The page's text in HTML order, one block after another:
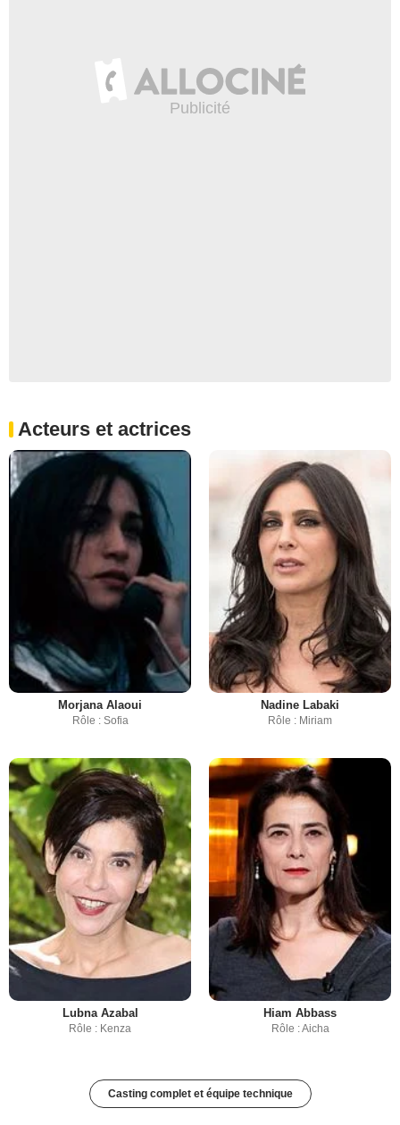
Acteurs et actrices
Morjana Alaoui
Rôle : Sofia
Nadine Labaki
Rôle : Miriam
Lubna Azabal
Rôle : Kenza
Hiam Abbass
Rôle : Aicha
Casting complet et équipe technique